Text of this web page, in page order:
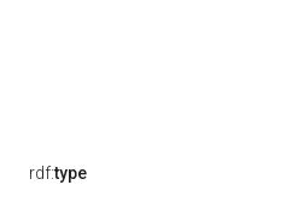
rdf:type